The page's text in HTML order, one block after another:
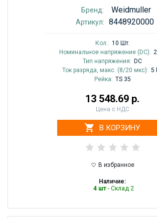
Бренд: Weidmuller
Артикул: 8448920000
Кол.: 10 Шт.
Номинальное напряжение (DC):
Тип напряжения: DC
Ток разряда, макс. (8/20 мкс): 5
Рейка: TS 35
13 548.69 р.
Цена с НДС
В КОРЗИНУ
В избранное
Наличие:
4 шт - Склад 2